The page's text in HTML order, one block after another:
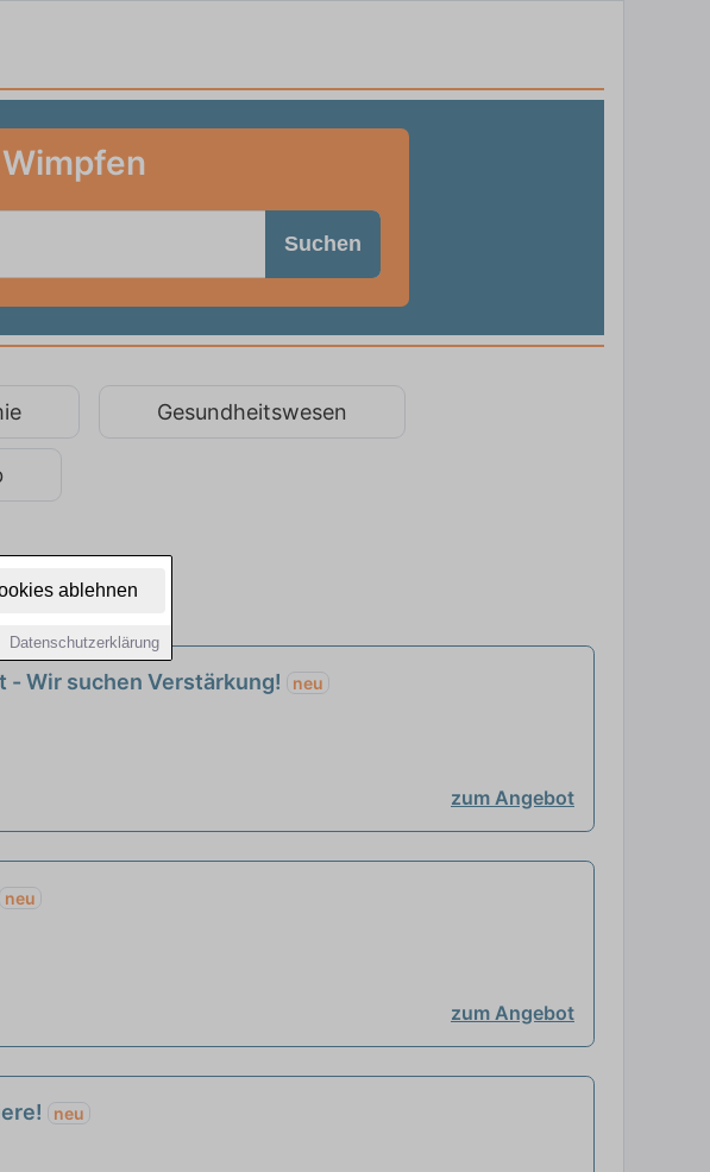
ablehnen
Datenschutzerklärung
Suchen
Gesundheitswesen
Wir suchen Verstärkung! neu
zum Angebot
neu
zum Angebot
neu